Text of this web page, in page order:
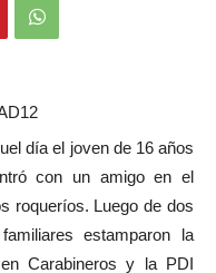
día el joven de 16 años
con un amigo en el
roqueríos. Luego de dos
estamparon la
Carabineros y la PDI